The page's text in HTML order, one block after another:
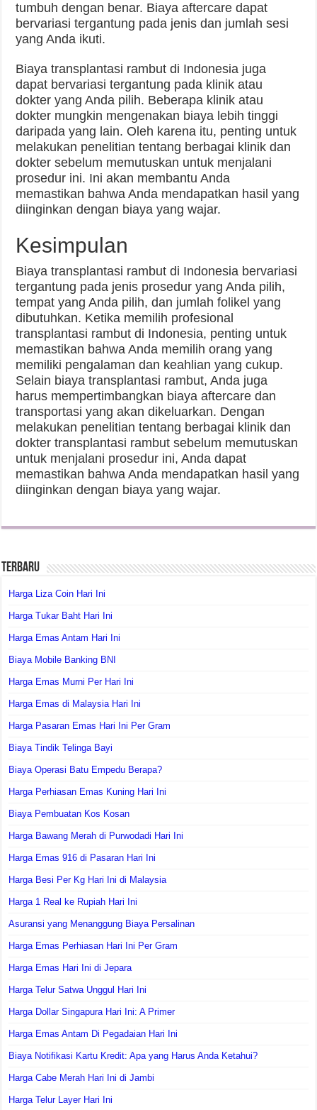
tumbuh dengan benar. Biaya aftercare dapat
bervariasi tergantung pada jenis dan jumlah sesi
yang Anda ikuti.
Biaya transplantasi rambut di Indonesia juga
dapat bervariasi tergantung pada klinik atau
dokter yang Anda pilih. Beberapa klinik atau
dokter mungkin mengenakan biaya lebih tinggi
daripada yang lain. Oleh karena itu, penting untuk
melakukan penelitian tentang berbagai klinik dan
dokter sebelum memutuskan untuk menjalani
prosedur ini. Ini akan membantu Anda
memastikan bahwa Anda mendapatkan hasil yang
diinginkan dengan biaya yang wajar.
Kesimpulan
Biaya transplantasi rambut di Indonesia bervariasi
tergantung pada jenis prosedur yang Anda pilih,
tempat yang Anda pilih, dan jumlah folikel yang
dibutuhkan. Ketika memilih profesional
transplantasi rambut di Indonesia, penting untuk
memastikan bahwa Anda memilih orang yang
memiliki pengalaman dan keahlian yang cukup.
Selain biaya transplantasi rambut, Anda juga
harus mempertimbangkan biaya aftercare dan
transportasi yang akan dikeluarkan. Dengan
melakukan penelitian tentang berbagai klinik dan
dokter transplantasi rambut sebelum memutuskan
untuk menjalani prosedur ini, Anda dapat
memastikan bahwa Anda mendapatkan hasil yang
diinginkan dengan biaya yang wajar.
Terbaru
Harga Liza Coin Hari Ini
Harga Tukar Baht Hari Ini
Harga Emas Antam Hari Ini
Biaya Mobile Banking BNI
Harga Emas Murni Per Hari Ini
Harga Emas di Malaysia Hari Ini
Harga Pasaran Emas Hari Ini Per Gram
Biaya Tindik Telinga Bayi
Biaya Operasi Batu Empedu Berapa?
Harga Perhiasan Emas Kuning Hari Ini
Biaya Pembuatan Kos Kosan
Harga Bawang Merah di Purwodadi Hari Ini
Harga Emas 916 di Pasaran Hari Ini
Harga Besi Per Kg Hari Ini di Malaysia
Harga 1 Real ke Rupiah Hari Ini
Asuransi yang Menanggung Biaya Persalinan
Harga Emas Perhiasan Hari Ini Per Gram
Harga Emas Hari Ini di Jepara
Harga Telur Satwa Unggul Hari Ini
Harga Dollar Singapura Hari Ini: A Primer
Harga Emas Antam Di Pegadaian Hari Ini
Biaya Notifikasi Kartu Kredit: Apa yang Harus Anda Ketahui?
Harga Cabe Merah Hari Ini di Jambi
Harga Telur Layer Hari Ini